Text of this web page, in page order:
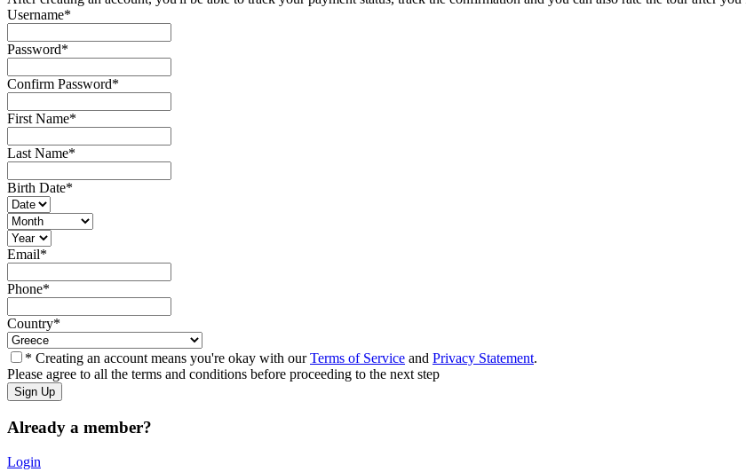
Username*
Password*
Confirm Password*
First Name*
Last Name*
Birth Date*
Email*
Phone*
Country*
* Creating an account means you're okay with ourTerms of Service and Privacy Statement.
Please agree to all the terms and conditions before proceeding to the next step
Already a member?
Login